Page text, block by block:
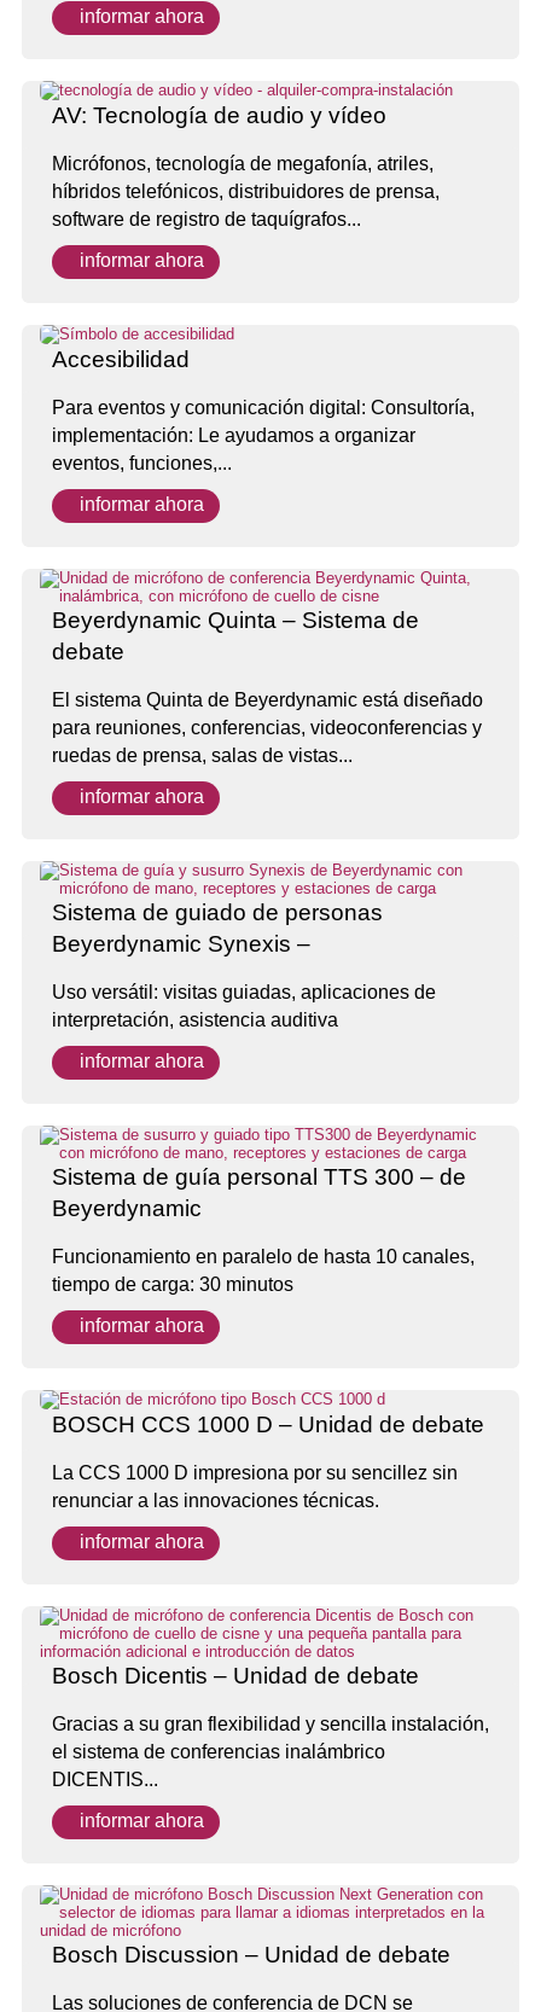
informar ahora
AV: Tecnología de audio y vídeo
Micrófonos, tecnología de megafonía, atriles,
híbridos telefónicos, distribuidores de prensa,
software de registro de taquígrafos...
informar ahora
Accesibilidad
Para eventos y comunicación digital: Consultoría,
implementación: Le ayudamos a organizar
eventos, funciones,...
informar ahora
Beyerdynamic Quinta – Sistema de
debate
El sistema Quinta de Beyerdynamic está diseñado
para reuniones, conferencias, videoconferencias y
ruedas de prensa, salas de vistas...
informar ahora
Sistema de guiado de personas
Beyerdynamic Synexis –
Uso versátil: visitas guiadas, aplicaciones de
interpretación, asistencia auditiva
informar ahora
Sistema de guía personal TTS 300 – de
Beyerdynamic
Funcionamiento en paralelo de hasta 10 canales,
tiempo de carga: 30 minutos
informar ahora
BOSCH CCS 1000 D – Unidad de debate
La CCS 1000 D impresiona por su sencillez sin
renunciar a las innovaciones técnicas.
informar ahora
Bosch Dicentis – Unidad de debate
Gracias a su gran flexibilidad y sencilla instalación,
el sistema de conferencias inalámbrico
DICENTIS...
informar ahora
Bosch Discussion – Unidad de debate
Las soluciones de conferencia de DCN se